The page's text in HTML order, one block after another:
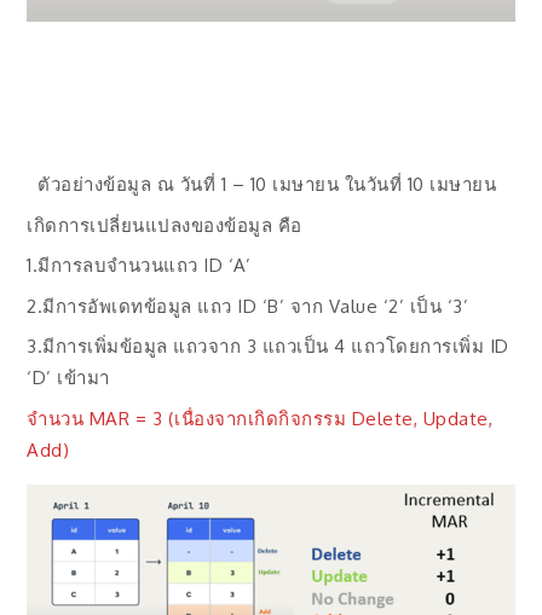
ตัวอย่างข้อมูล ณ วันที่ 1 – 10 เมษายน ในวันที่ 10 เมษายน
เกิดการเปลี่ยนแปลงของข้อมูล คือ
1.มีการลบจำนวนแถว ID ‘A’
2.มีการอัพเดทข้อมูล แถว ID ‘B’ จาก Value ‘2’ เป็น ‘3’
3.มีการเพิ่มข้อมูล แถวจาก 3 แถวเป็น 4 แถวโดยการเพิ่ม ID
‘D’ เข้ามา
จำนวน MAR = 3 (เนื่องจากเกิดกิจกรรม Delete, Update,
Add)